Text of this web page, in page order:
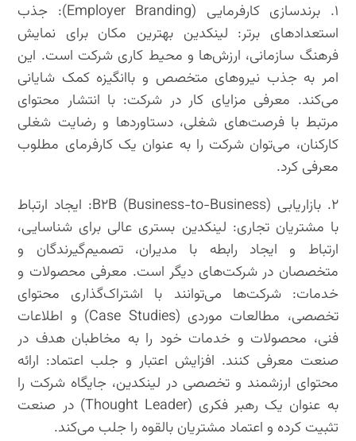
۱. برندسازی کارفرمایی (Employer Branding): جذب
استعدادهای برتر: لینکدین بهترین مکان برای نمایش
فرهنگ سازمانی، ارزش‌ها و محیط کاری شرکت است. این
امر به جذب نیروهای متخصص و باانگیزه کمک شایانی
می‌کند. معرفی مزایای کار در شرکت: با انتشار محتوای
مرتبط با فرصت‌های شغلی، دستاوردها و رضایت شغلی
کارکنان، می‌توان شرکت را به عنوان یک کارفرمای مطلوب
معرفی کرد.
۲. بازاریابی B۲B (Business-to-Business): ایجاد ارتباط
با مشتریان تجاری: لینکدین بستری عالی برای شناسایی،
ارتباط و ایجاد رابطه با مدیران، تصمیم‌گیرندگان و
متخصصان در شرکت‌های دیگر است. معرفی محصولات و
خدمات: شرکت‌ها می‌توانند با اشتراک‌گذاری محتوای
تخصصی، مطالعات موردی (Case Studies) و اطلاعات
فنی، محصولات و خدمات خود را به مخاطبان هدف در
صنعت معرفی کنند. افزایش اعتبار و جلب اعتماد: ارائه
محتوای ارزشمند و تخصصی در لینکدین، جایگاه شرکت را
به عنوان یک رهبر فکری (Thought Leader) در صنعت
تثبیت کرده و اعتماد مشتریان بالقوه را جلب می‌کند.